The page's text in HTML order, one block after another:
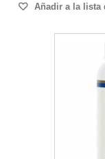
Añadir a la lista